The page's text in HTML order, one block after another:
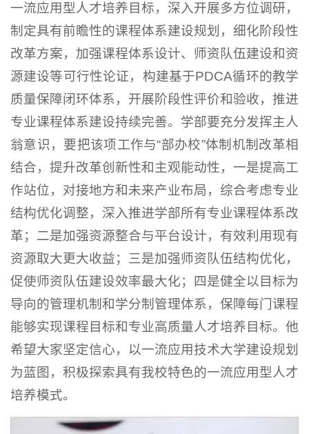
一流应用型人才培养目标，深入开展多方位调研，
制定具有前瞻性的课程体系建设规划，细化阶段性
改革方案，加强课程体系设计、师资队伍建设和资
源建设等可行性论证，构建基于PDCA循环的教学
质量保障闭环体系，开展阶段性评价和验收，推进
专业课程体系建设持续完善。学部要充分发挥主人
翁意识，要把该项工作与“部办校”体制机制改革相
结合，提升改革创新性和主观能动性，一是提高工
作站位，对接地方和未来产业布局，综合考虑专业
结构优化调整，深入推进学部所有专业课程体系改
革；二是加强资源整合与平台设计，有效利用现有
资源取大更大收益；三是加强师资队伍结构优化，
促使师资队伍建设效率最大化；四是健全以目标为
导向的管理机制和学分制管理体系，保障每门课程
能够实现课程目标和专业高质量人才培养目标。他
希望大家坚定信心，以一流应用技术大学建设规划
为蓝图，积极探索具有我校特色的一流应用型人才
培养模式。